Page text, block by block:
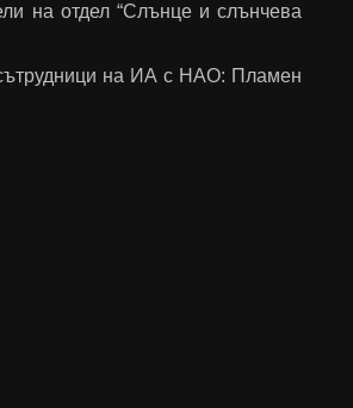
на отдел “Слънце и слънчева
сътрудници на ИА с НАО: Пламен